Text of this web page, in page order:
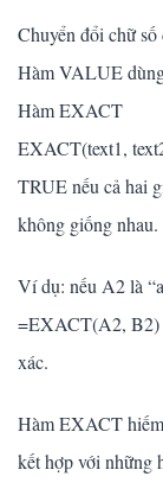
Chuyển đổi chữ
Hàm VALUE
Hàm EXACT
EXACT(text1,
TRUE nếu cả hai
không giống nhau.
Ví dụ: nếu A2 là
=EXACT(A2, B2)
xác.
Hàm EXACT
kết hợp với những